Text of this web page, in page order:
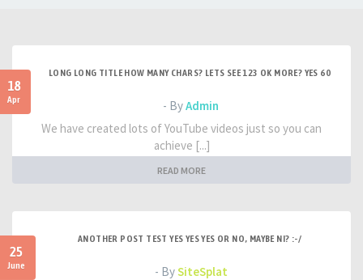
18
Apr
LONG LONG TITLE HOW MANY CHARS? LETS SEE 123 OK MORE? YES 60
- ByAdmin
We have created lots of YouTube videos just so you can
achieve [...]
READ MORE
25
June
ANOTHER POST TEST YES YES YES OR NO, MAYBE NI? :-/
- BySiteSplat